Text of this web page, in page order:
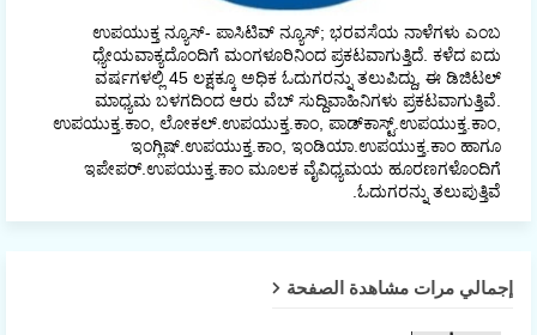
ಉಪಯುಕ್ತ ನ್ಯೂಸ್- ಪಾಸಿಟಿವ್ ನ್ಯೂಸ್; ಭರವಸೆಯ ನಾಳೆಗಳು ಎಂಬ
ಧ್ಯೇಯವಾಕ್ಯದೊಂದಿಗೆ ಮಂಗಳೂರಿನಿಂದ ಪ್ರಕಟವಾಗುತ್ತಿದೆ. ಕಳೆದ ಐದು
ವರ್ಷಗಳಲ್ಲಿ 45 ಲಕ್ಷಕ್ಕೂ ಅಧಿಕ ಓದುಗರನ್ನು ತಲುಪಿದ್ದು, ಈ ಡಿಜಿಟಲ್‌
ಮಾಧ್ಯಮ ಬಳಗದಿಂದ ಆರು ವೆಬ್ ಸುದ್ದಿವಾಹಿನಿಗಳು ಪ್ರಕಟವಾಗುತ್ತಿವೆ.
ಉಪಯುಕ್ತ.ಕಾಂ, ಲೋಕಲ್‌.ಉಪಯುಕ್ತ.ಕಾಂ, ಪಾಡ್‌ಕಾಸ್ಟ್‌.ಉಪಯುಕ್ತ.ಕಾಂ,
ಇಂಗ್ಲಿಷ್.ಉಪಯುಕ್ತ.ಕಾಂ, ಇಂಡಿಯಾ.ಉಪಯುಕ್ತ.ಕಾಂ ಹಾಗೂ
ಇಪೇಪರ್‌.ಉಪಯುಕ್ತ.ಕಾಂ ಮೂಲಕ ವೈವಿಧ್ಯಮಯ ಹೂರಣಗಳೊಂದಿಗೆ
ಓದುಗರನ್ನು ತಲುಪುತ್ತಿವೆ.
إجمالي مرات مشاهدة الصفحة